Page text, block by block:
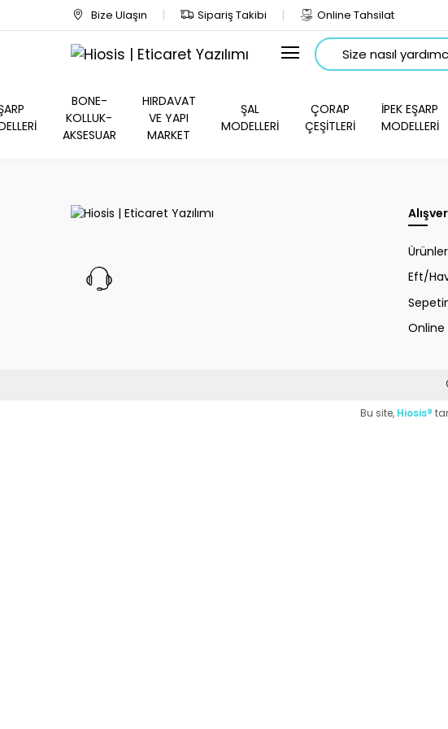
Bize Ulaşın Sipariş Takibi Online Tahsilat
Arama
BONE-
KOLLUK-
AKSESUAR
HIRDAVAT
VE YAPI
MARKET
ŞAL
MODELLERİ
ÇORAP
ÇEŞİTLERİ
İPEK EŞARP
MODELLERİ
Ürünler
Eft/
Online
Bu site, Hiosis®